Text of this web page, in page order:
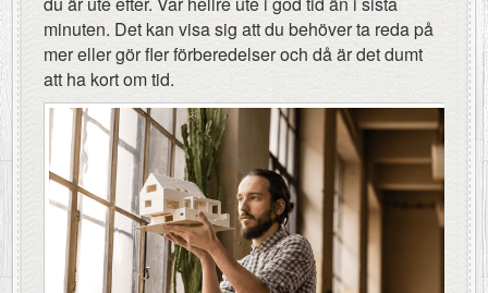
minuten. Det kan visa sig att du behöver ta reda på
mer eller gör fler förberedelser och då är det dumt
att ha kort om tid.